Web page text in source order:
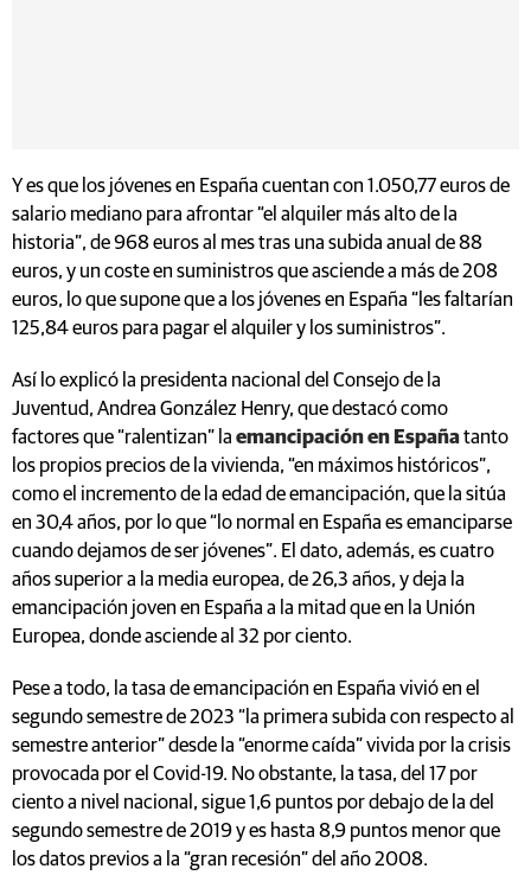
Y es que los jóvenes en España cuentan con 1.050,77 euros de
salario mediano para afrontar “el alquiler más alto de la
historia”, de 968 euros al mes tras una subida anual de 88
euros, y un coste en suministros que asciende a más de 208
euros, lo que supone que a los jóvenes en España “les faltarían
125,84 euros para pagar el alquiler y los suministros”.
Así lo explicó la presidenta nacional del Consejo de la
Juventud, Andrea González Henry, que destacó como
factores que “ralentizan” la emancipación en Españatanto
los propios precios de la vivienda, “en máximos históricos”,
como el incremento de la edad de emancipación, que la sitúa
en 30,4 años, por lo que “lo normal en España es emanciparse
cuando dejamos de ser jóvenes”. El dato, además, es cuatro
años superior a la media europea, de 26,3 años, y deja la
emancipación joven en España a la mitad que en la Unión
Europea, donde asciende al 32 por ciento.
Pese a todo, la tasa de emancipación en España vivió en el
segundo semestre de 2023 “la primera subida con respecto al
semestre anterior” desde la “enorme caída” vivida por la crisis
provocada por el Covid-19. No obstante, la tasa, del 17 por
ciento a nivel nacional, sigue 1,6 puntos por debajo de la del
segundo semestre de 2019 y es hasta 8,9 puntos menor que
los datos previos a la “gran recesión” del año 2008.